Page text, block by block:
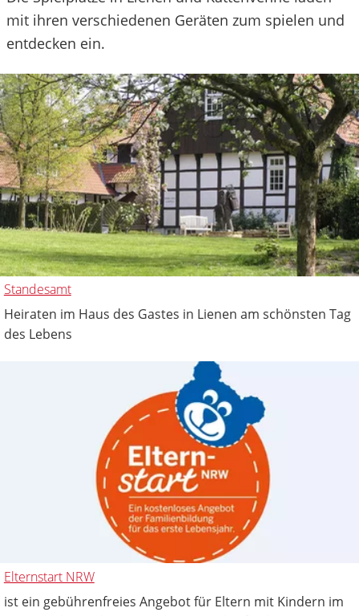
mit ihren verschiedenen Geräten zum spielen und
entdecken ein.
Standesamt
Heiraten im Haus des Gastes in Lienen am schönsten Tag
des Lebens
Elternstart NRW
ist ein gebührenfreies Angebot für Eltern mit Kindern im